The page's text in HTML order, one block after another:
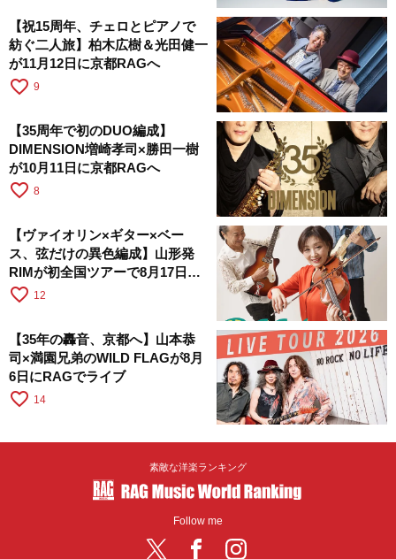
【祝15周年、チェロとピアノで
紡ぐ二人旅】柏木広樹＆光田健一
が11月12日に京都RAGへ
favorite_border 9
【35周年で初のDUO編成】
DIMENSION増崎孝司×勝田一樹
が10月11日に京都RAGへ
favorite_border 8
【ヴァイオリン×ギター×ベー
ス、弦だけの異色編成】山形発
RIMが初全国ツアーで8月17日に
RAGへ
favorite_border 12
【35年の轟音、京都へ】山本恭
司×満園兄弟のWILD FLAGが8月
6日にRAGでライブ
favorite_border 14
素敵な洋楽ランキング
Follow me